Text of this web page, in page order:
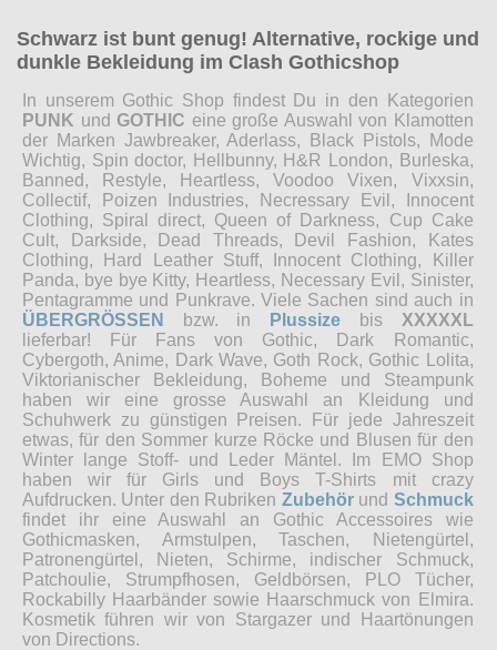
Schwarz ist bunt genug! Alternative, rockige und
dunkle Bekleidung im Clash Gothicshop
In unserem Gothic Shop findest Du in den Kategorien
PUNK und GOTHIC eine große Auswahl von Klamotten
der Marken Jawbreaker, Aderlass, Black Pistols, Mode
Wichtig, Spin doctor, Hellbunny, H&R London, Burleska,
Banned, Restyle, Heartless, Voodoo Vixen, Vixxsin,
Collectif, Poizen Industries, Necressary Evil, Innocent
Clothing, Spiral direct, Queen of Darkness, Cup Cake
Cult, Darkside, Dead Threads, Devil Fashion, Kates
Clothing, Hard Leather Stuff, Innocent Clothing, Killer
Panda, bye bye Kitty, Heartless, Necessary Evil, Sinister,
Pentagramme und Punkrave. Viele Sachen sind auch in
ÜBERGRÖSSEN
bzw. in Plussize bis XXXXXL
lieferbar! Für Fans von Gothic, Dark Romantic,
Cybergoth, Anime, Dark Wave, Goth Rock, Gothic Lolita,
Viktorianischer Bekleidung, Boheme und Steampunk
haben wir eine grosse Auswahl an Kleidung und
Schuhwerk zu günstigen Preisen. Für jede Jahreszeit
etwas, für den Sommer kurze Röcke und Blusen für den
Winter lange Stoff- und Leder Mäntel. Im EMO Shop
haben wir für Girls und Boys T-Shirts mit crazy
Aufdrucken. Unter den Rubriken Zubehörund Schmuck
findet ihr eine Auswahl an Gothic Accessoires wie
Gothicmasken, Armstulpen, Taschen, Nietengürtel,
Patronengürtel, Nieten, Schirme, indischer Schmuck,
Patchoulie, Strumpfhosen, Geldbörsen, PLO Tücher,
Rockabilly Haarbänder sowie Haarschmuck von Elmira.
Kosmetik führen wir von Stargazer und Haartönungen
von Directions.